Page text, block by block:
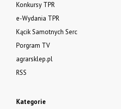
Kategorie
Konkursy TPR
e-Wydania TPR
Kącik Samotnych Serc
Porgram TV
agrarsklep.pl
RSS